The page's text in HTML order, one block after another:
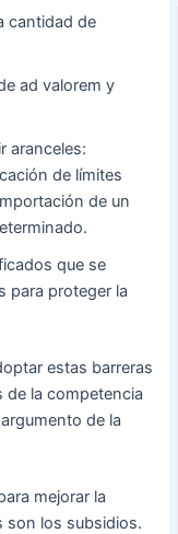
cantidad de
ad valorem y
aranceles:
de límites
de un
que se
para proteger la
estas barreras
de la competencia
de la
mejorar la
son los subsidios.